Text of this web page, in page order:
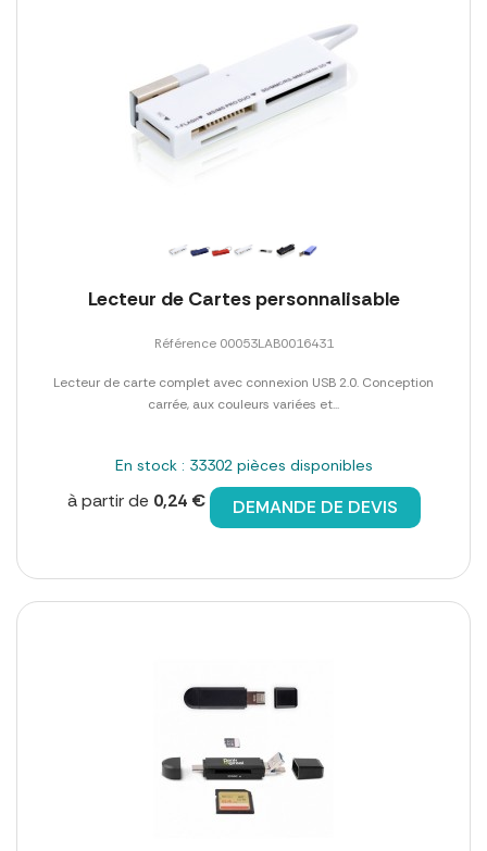
Lecteur de Cartes personnalisable
Référence 00053LAB0016431
Lecteur de carte complet avec connexion USB 2.0. Conception
carrée, aux couleurs variées et...
En stock : 33302 pièces disponibles
à partir de 0,24 € DEMANDE DE DEVIS